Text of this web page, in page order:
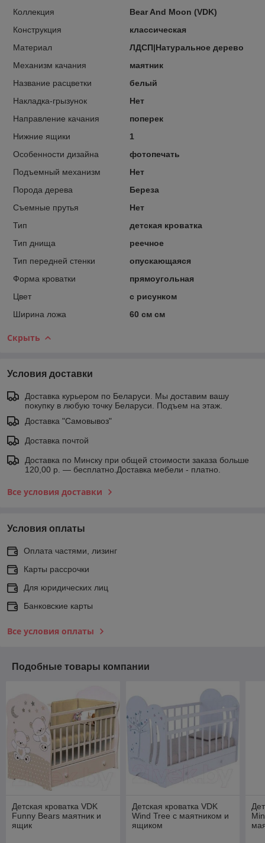
Коллекция
Bear And Moon (VDK)
Конструкция
классическая
Материал
ЛДСП|Натуральное дерево
Механизм качания
маятник
Название расцветки
белый
Накладка-грызунок
Нет
Направление качания
поперек
Нижние ящики
1
Особенности дизайна
фотопечать
Подъемный механизм
Нет
Порода дерева
Береза
Съемные прутья
Нет
Тип
детская кроватка
Тип днища
реечное
Тип передней стенки
опускающаяся
Форма кроватки
прямоугольная
Цвет
с рисунком
Ширина ложа
60 см см
Скрыть
Условия доставки
Доставка курьером по Беларуси. Мы доставим вашу
покупку в любую точку Беларуси. Подъем на этаж.
Доставка "Самовывоз"
Доставка почтой
Доставка по Минску при общей стоимости заказа больше
120,00 р. — бесплатно.Доставка мебели - платно.
Все условия доставки
Условия оплаты
Оплата частями, лизинг
Карты рассрочки
Для юридических лиц
Банковские карты
Все условия оплаты
Подобные товары компании
Детская кроватка VDK
Funny Bears маятник и
ящик
Детская кроватка VDK
Wind Tree с маятником и
ящиком